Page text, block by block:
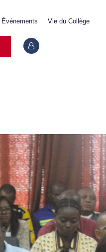
Événements
Vie du Collège